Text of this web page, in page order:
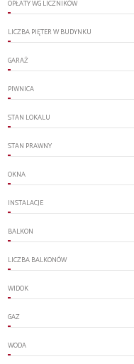
OPŁATY WG LICZNIKÓW
LICZBA PIĘTER W BUDYNKU
GARAŻ
PIWNICA
STAN LOKALU
STAN PRAWNY
OKNA
INSTALACJE
BALKON
LICZBA BALKONÓW
WIDOK
GAZ
WODA